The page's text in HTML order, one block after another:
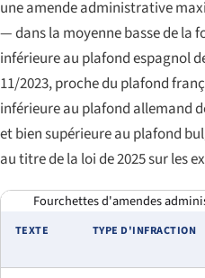
une amende administrative
— dans la moyenne basse de la
inférieure au plafond espagnol
11/2023, proche du plafond
inférieure au plafond allemand
et bien supérieure au plafond
au titre de la loi de 2025 sur les
Fourchettes d'amendes
TEXTE TYPE D'INFRACTION